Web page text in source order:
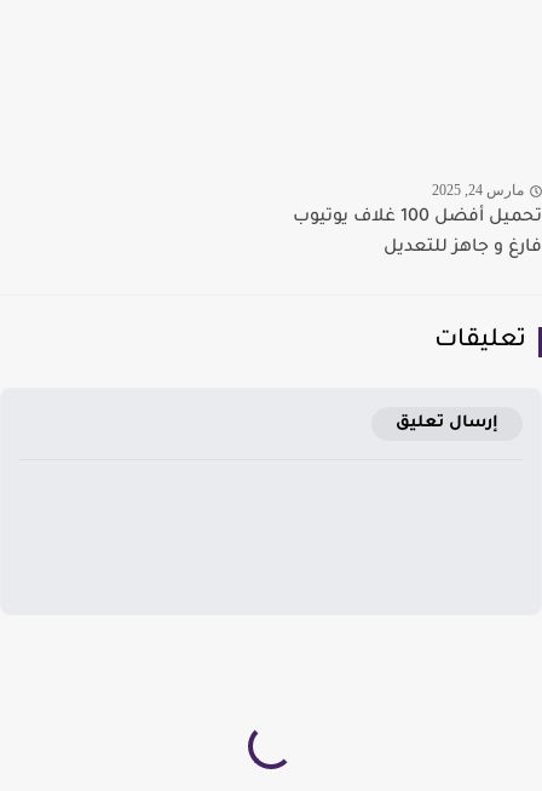
24, 2025
تحميل أفضل 100 غلاف يوتيوب
و جاهز للتعديل
إرسال تعليق